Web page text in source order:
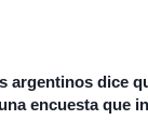
argentinos dice
encuesta que